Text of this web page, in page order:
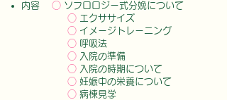
内容 ○ ソフロロジー式分娩について
○ エクササイズ
○ イメージトレーニング
○ 呼吸法
○ 入院の準備
○ 入院の時期について
○ 妊娠中の栄養について
○ 病棟見学